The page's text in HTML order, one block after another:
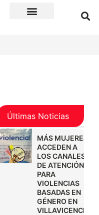
Últimas Noticias
MÁS MUJERES
ACCEDEN A
LOS CANALES
DE ATENCIÓN
PARA
VIOLENCIAS
BASADAS EN
GÉNERO EN
VILLAVICENCIO